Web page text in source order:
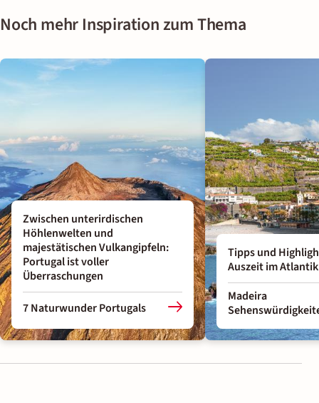
von Porto Moniz. Auch Fajã dos Padres ist ein guter
Orten Madeiras extra in die ruhige Bucht. Besonders bei
wenig Wind bleibt das Wasser dort häufig klar und ruhig.
Noch mehr Inspiration zum Thema
Zwischen unterirdischen
Höhlenwelten und
majestätischen Vulkangipfeln:
Portugal ist voller
Überraschungen
7 Naturwunder Portugals
Tipps und
Auszeit im Atlantik
Madeira